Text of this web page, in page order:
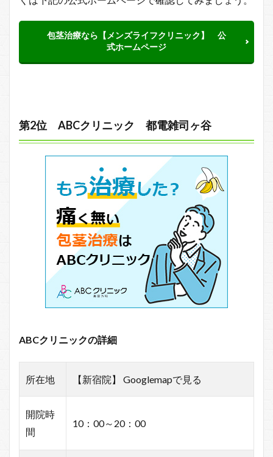
包茎治療なら【メンズライフクリニック】 公
式ホームページ
第2位 ABCクリニック 都電雑司ヶ谷
ABCクリニックの詳細
所在地 【新宿院】 Googlemapで見る
開院時
間
10：00～20：00